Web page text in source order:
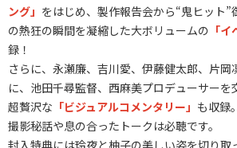
ング」 をはじめ、製作報告会から“鬼ヒット”
の熱狂の瞬間を凝縮した大ボリュームの 「
録！
さらに、永瀬廉、吉川愛、伊藤健太郎、片岡
に、池田千尋監督、西麻美プロデューサーを
超贅沢な 「ビジュアルコメンタリー」 も収録
撮影秘話や息の合ったトークは必聴です。
封入特典には玲夜と柚子の美しい姿を切り取